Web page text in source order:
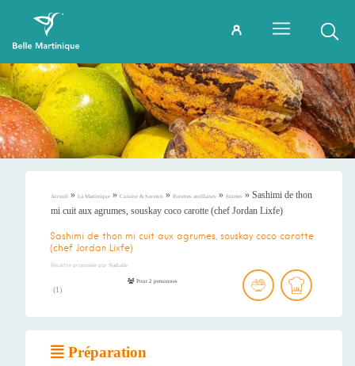
Accueil » La Martinique » Cuisine & Saveurs » Recettes antillaises » Entrées » Sashimi de thon
mi cuit aux agrumes, souskay coco carotte (chef Jordan Lixfe)
Sashimi de thon mi cuit aux agrumes, souskay coco carotte
(chef Jordan Lixfe)
Recette proposée par Nathalie
(1)
Pour 2 personnes
Préparation